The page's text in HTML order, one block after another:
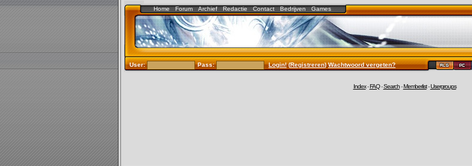
Home Forum Archief Redactie Contact Bedrijven Games
User: Pass: Login!(Registreren)Wachtwoord vergeten?
Index-FAQ-Search-Memberlist-Usergroups